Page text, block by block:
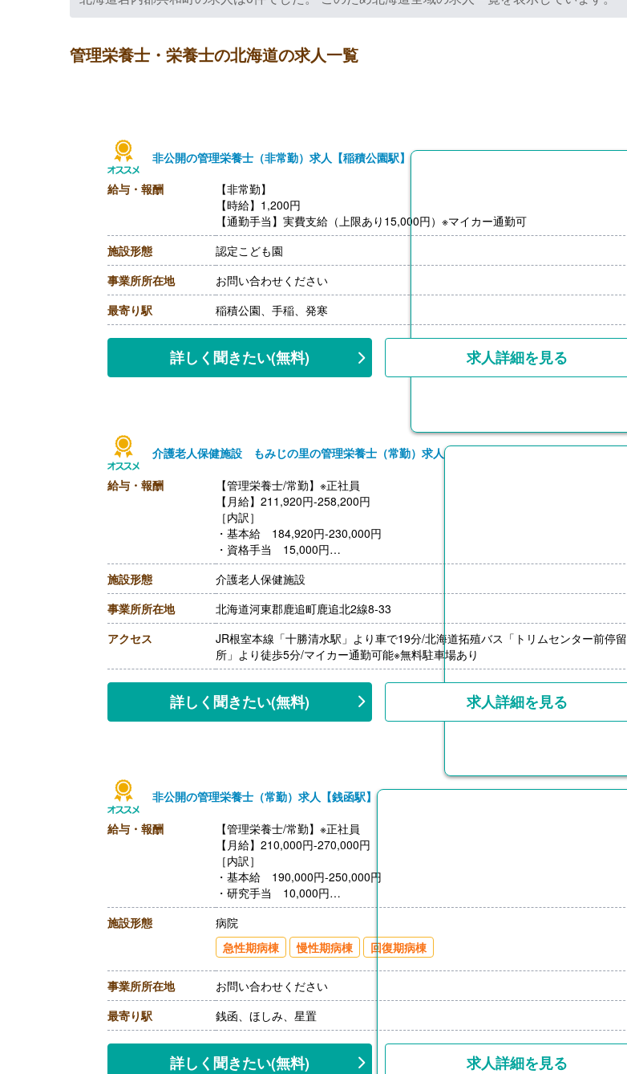
管理栄養士・栄養士の北海道の求人一覧
非公開の管理栄養士（非常勤）求人【稲積公園駅】
給与・報酬
【非常勤】
【時給】1,200円
【通勤手当】実費支給（上限あり15,000円）※マイカー通勤可
施設形態
認定こども園
事業所所在地
お問い合わせください
最寄り駅
稲積公園、手稲、発寒
詳しく聞きたい(無料) 求人詳細を見る
介護老人保健施設 もみじの里の管理栄養士（常勤）求人
給与・報酬
【管理栄養士/常勤】※正社員
【月給】211,920円-258,200円
［内訳］
・基本給 184,920円-230,000円
・資格手当 15,000円
・処遇改善手当 12,000円-13,200円
［その他手当］
・住宅手当 0円-30,000円
・寒冷地手当 60,000円/年（単身）
【賞与】年2回（計4.30ヶ月分）※前年度実績
【通勤手当】あり（上限11,000円/月）※距離に応じて支給
【昇給】あり（1月あたり0円-1,500円）※前年度実績
施設形態
介護老人保健施設
事業所所在地
北海道河東郡鹿追町鹿追北2線8-33
アクセス
JR根室本線「十勝清水駅」より車で19分/北海道拓殖バス「トリムセンター前停留
所」より徒歩5分/マイカー通勤可能※無料駐車場あり
詳しく聞きたい(無料) 求人詳細を見る
非公開の管理栄養士（常勤）求人【銭函駅】
給与・報酬
【管理栄養士/常勤】※正社員
【月給】210,000円-270,000円
［内訳］
・基本給 190,000円-250,000円
・研究手当 10,000円
・ベースアップ手当 10,000円
【賞与】年2回（計4.30ヶ月分）※前年度実績
【通勤手当】あり（上限20,900円/月）※片道2km以上
【昇給】なし
【退職金】あり※勤続3年以上
施設形態
病院
急性期病棟
慢性期病棟 回復期病棟
事業所所在地
お問い合わせください
最寄り駅
銭函、ほしみ、星置
詳しく聞きたい(無料) 求人詳細を見る